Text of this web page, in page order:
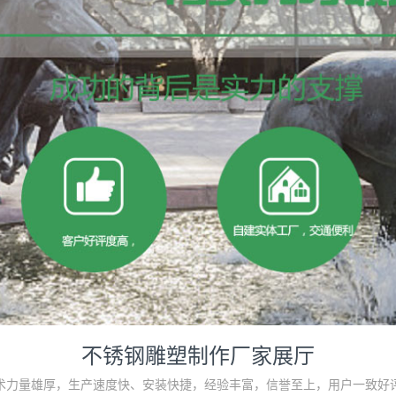
不锈钢雕塑制作厂家展厅
力量雄厚，生产速度快、安装快捷，经验丰富，信誉至上，用户一致好